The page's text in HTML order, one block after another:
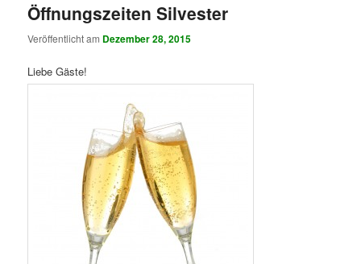
Öffnungszeiten Silvester
Veröffentlicht am Dezember 28, 2015
Liebe Gäste!